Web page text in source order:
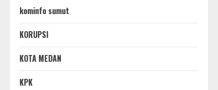
kominfo sumut
KORUPSI
KOTA MEDAN
KPK